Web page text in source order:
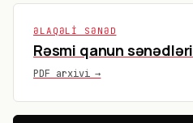
ƏLAQƏLI SƏNƏD
Rəsmi qanun sənədləri
PDF arxivi →